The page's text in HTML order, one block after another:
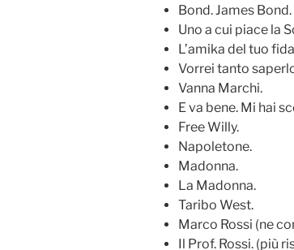
Bond. James Bond.
Uno a cui piace la
L’amika del tuo
Vorrei tanto
Vanna Marchi.
E va bene. Mi hai
Free Willy.
Napoletone.
Madonna.
La Madonna.
Taribo West.
Marco Rossi (ne
Il Prof. Rossi. (più